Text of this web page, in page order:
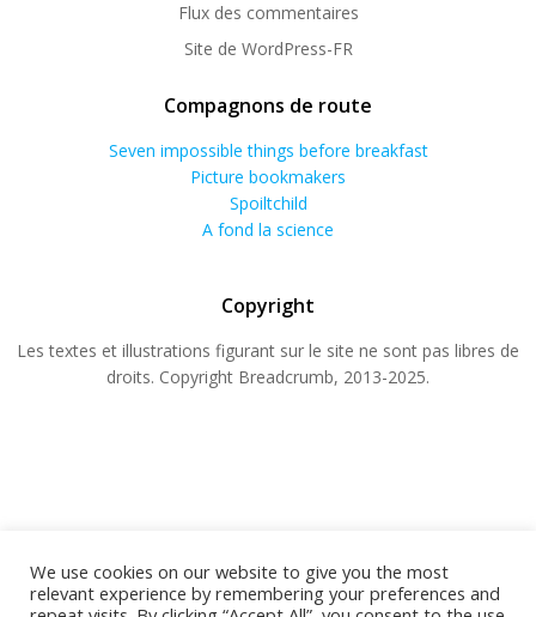
Flux des commentaires
Site de WordPress-FR
Compagnons de route
Seven impossible things before breakfast
Picture bookmakers
Spoiltchild
A fond la science
Copyright
Les textes et illustrations figurant sur le site ne sont pas libres de
droits. Copyright Breadcrumb, 2013-2025.
We use cookies on our website to give you the most
relevant experience by remembering your preferences and